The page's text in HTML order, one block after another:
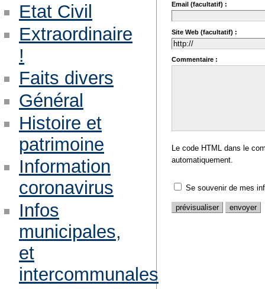
Email (facultatif) :
Site Web (facultatif) :
Commentaire :
Le code HTML dans le
automatiquement.
Se souvenir de mes
Etat Civil
Extraordinaire
!
Faits divers
Général
Histoire et
patrimoine
Information
coronavirus
Infos
municipales,
et
intercommunales